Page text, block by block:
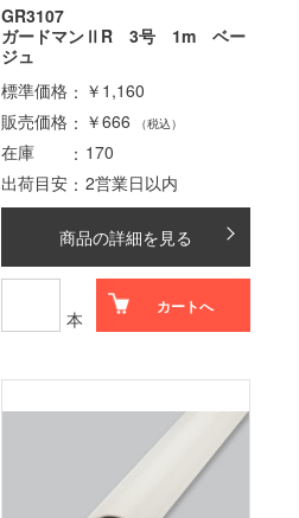
GR3107
ガードマンⅡR 3号 1m ベー
ジュ
標準価格
￥1,160
販売価格
￥666 （税込）
在庫
170
出荷目安
2営業日以内
商品の詳細を見る
本
カートへ